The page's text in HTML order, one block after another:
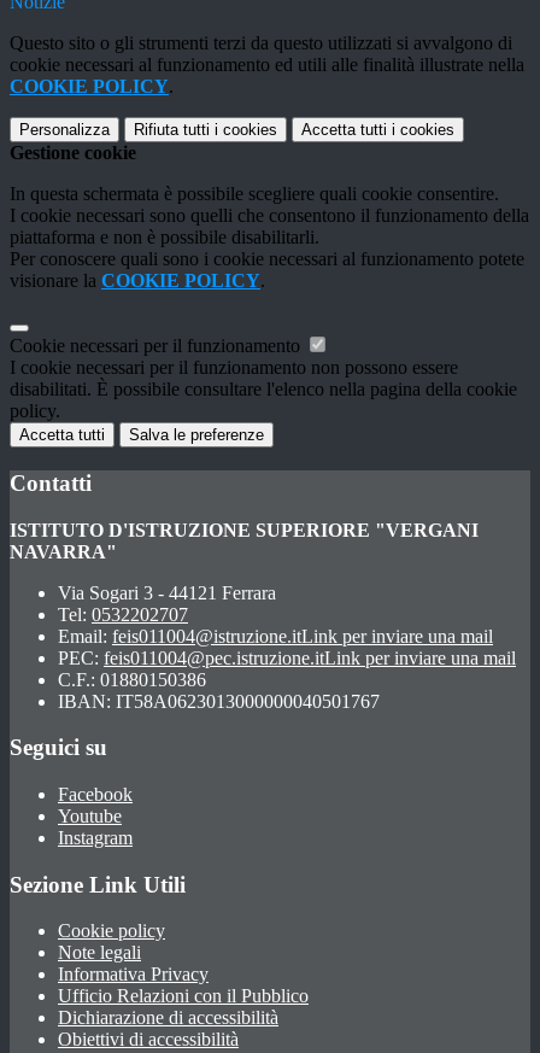
Questo sito o gli strumenti terzi da questo utilizzati si avvalgono di
cookie necessari al funzionamento ed utili alle finalità illustrate nella
COOKIE POLICY.
Personalizza Rifiuta tutti i cookies Accetta tutti i cookies
Gestione cookie
In questa schermata è possibile scegliere quali cookie consentire.
I cookie necessari sono quelli che consentono il funzionamento della
piattaforma e non è possibile disabilitarli.
Per conoscere quali sono i cookie necessari al funzionamento potete
visionare la COOKIE POLICY.
Cookie necessari per il funzionamento
I cookie necessari per il funzionamento non possono essere
disabilitati. È possibile consultare l'elenco nella pagina della cookie
policy.
Accetta tutti Salva le preferenze
Contatti
ISTITUTO D'ISTRUZIONE SUPERIORE "VERGANI
NAVARRA"
Via Sogari 3 - 44121 Ferrara
Tel: 0532202707
Email: feis011004@istruzione.itLink per inviare una mail
PEC: feis011004@pec.istruzione.itLink per inviare una mail
C.F.: 01880150386
IBAN: IT58A0623013000000040501767
Seguici su
Facebook
Youtube
Instagram
Sezione Link Utili
Cookie policy
Note legali
Informativa Privacy
Ufficio Relazioni con il Pubblico
Dichiarazione di accessibilità
Obiettivi di accessibilità